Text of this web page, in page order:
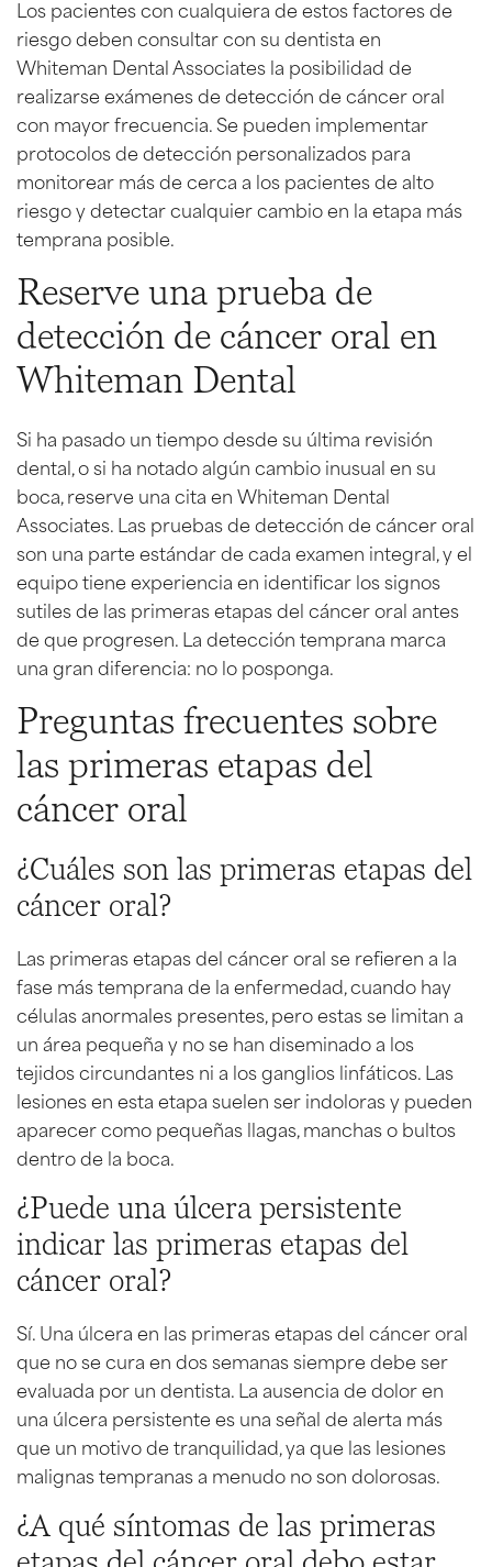
Los pacientes con cualquiera de estos factores de
riesgo deben consultar con su dentista en
Whiteman Dental Associates la posibilidad de
realizarse exámenes de detección de cáncer oral
con mayor frecuencia. Se pueden implementar
protocolos de detección personalizados para
monitorear más de cerca a los pacientes de alto
riesgo y detectar cualquier cambio en la etapa más
temprana posible.
Reserve una prueba de
detección de cáncer oral en
Whiteman Dental
Si ha pasado un tiempo desde su última revisión
dental, o si ha notado algún cambio inusual en su
boca, reserve una cita en Whiteman Dental
Associates. Las pruebas de detección de cáncer oral
son una parte estándar de cada examen integral, y el
equipo tiene experiencia en identificar los signos
sutiles de las primeras etapas del cáncer oral antes
de que progresen. La detección temprana marca
una gran diferencia: no lo posponga.
Preguntas frecuentes sobre
las primeras etapas del
cáncer oral
¿Cuáles son las primeras etapas del
cáncer oral?
Las primeras etapas del cáncer oral se refieren a la
fase más temprana de la enfermedad, cuando hay
células anormales presentes, pero estas se limitan a
un área pequeña y no se han diseminado a los
tejidos circundantes ni a los ganglios linfáticos. Las
lesiones en esta etapa suelen ser indoloras y pueden
aparecer como pequeñas llagas, manchas o bultos
dentro de la boca.
¿Puede una úlcera persistente
indicar las primeras etapas del
cáncer oral?
Sí. Una úlcera en las primeras etapas del cáncer oral
que no se cura en dos semanas siempre debe ser
evaluada por un dentista. La ausencia de dolor en
una úlcera persistente es una señal de alerta más
que un motivo de tranquilidad, ya que las lesiones
malignas tempranas a menudo no son dolorosas.
¿A qué síntomas de las primeras